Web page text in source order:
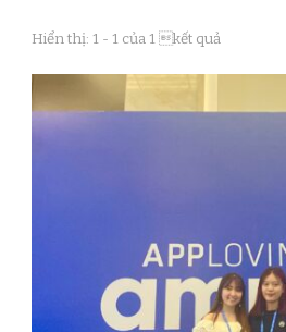
Hiển thị: 1 - 1 của 1 kết quả